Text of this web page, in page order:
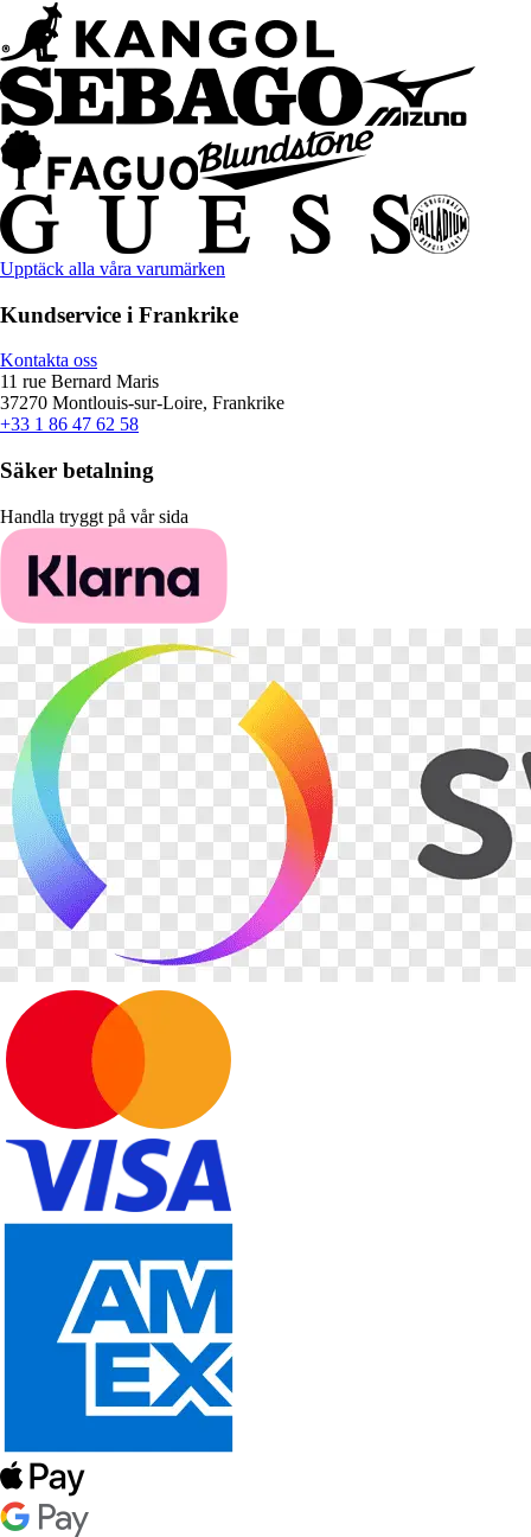
Upptäck alla våra varumärken
Kundservice i Frankrike
Kontakta oss
11 rue Bernard Maris
37270 Montlouis-sur-Loire, Frankrike
+33 1 86 47 62 58
Säker betalning
Handla tryggt på vår sida